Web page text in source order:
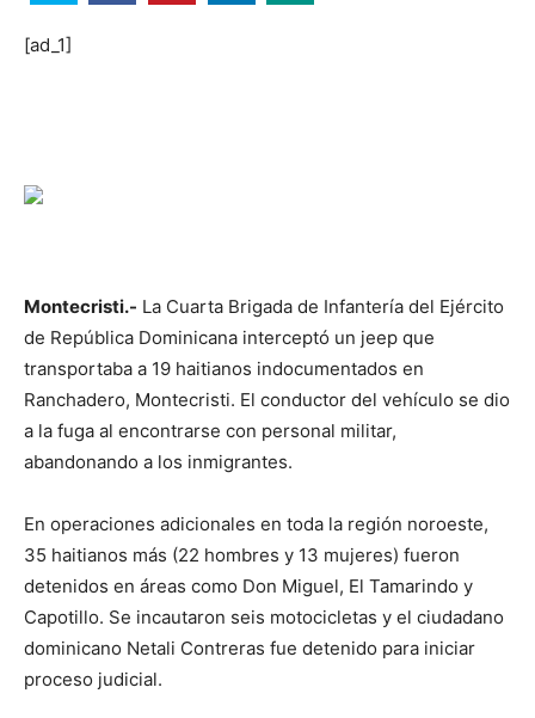
[ad_1]
Montecristi.- La Cuarta Brigada de Infantería del Ejército
de República Dominicana interceptó un jeep que
transportaba a 19 haitianos indocumentados en
Ranchadero, Montecristi. El conductor del vehículo se dio
a la fuga al encontrarse con personal militar,
abandonando a los inmigrantes.
En operaciones adicionales en toda la región noroeste,
35 haitianos más (22 hombres y 13 mujeres) fueron
detenidos en áreas como Don Miguel, El Tamarindo y
Capotillo. Se incautaron seis motocicletas y el ciudadano
dominicano Netali Contreras fue detenido para iniciar
proceso judicial.